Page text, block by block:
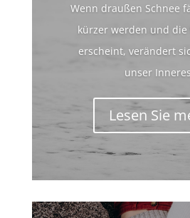
Wenn draußen Schnee
kürzer werden und
erscheint, verändert
unser
Lesen Sie